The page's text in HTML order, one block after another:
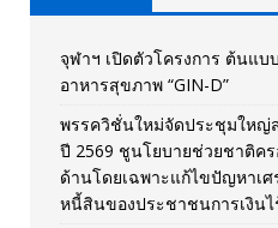
เมย.2569
[ February 10,
วันที่สายอนุรักษ์นิ
[ November
[ April 30, 2026
จุฬาฯ เปิดตัวโครงการ ต้นแบ
อาหารสุขภาพ “GIN-D”
พรรควิชั่นใหม่จัดประชุมใหญ่
ปี 2569 ชูนโยบายช่วยชาติค
ด้านโดยเฉพาะแก้ไขปัญหาเศ
หนี้สินของประชาชนการเงินไ